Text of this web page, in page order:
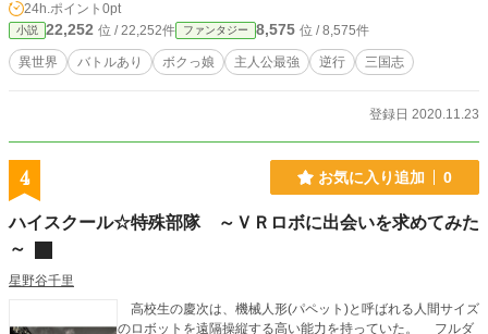
24h.ポイント 0pt
小説 22,252 位 / 22,252件 ファンタジー 8,575 位 / 8,575件
異世界 バトルあり ボクっ娘 主人公最強 逆行 三国志
登録日 2020.11.23
4 お気に入り追加 0
ハイスクール☆特殊部隊 ～ＶＲロボに出会いを求めてみた
～
星野谷千里
高校生の慶次は、機械人形(パペット)と呼ばれる人間サイズ
のロボットを遠隔操縦する高い能力を持っていた。 フルダ